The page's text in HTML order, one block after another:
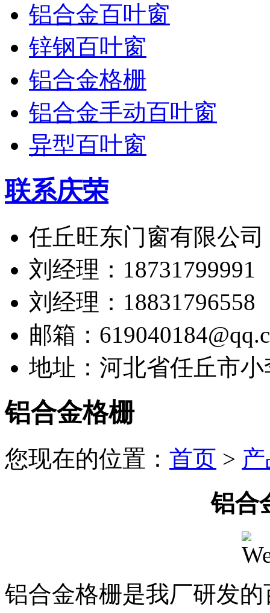
铝合金百叶窗
锌钢百叶窗
铝合金格栅
铝合金手动百叶窗
异型百叶窗
联系庆荣
任丘旺东门窗有限公司
刘经理：18731799991
刘经理：18831796558
邮箱：
地址：河北省任丘市
铝合金格栅
您现在的位置： 首页 >
铝合
铝合金格栅是我厂研发